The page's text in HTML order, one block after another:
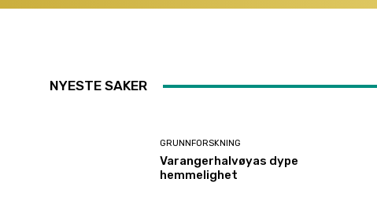
NYESTE SAKER
GRUNNFORSKNING
Varangerhalvøyas dype
hemmelighet